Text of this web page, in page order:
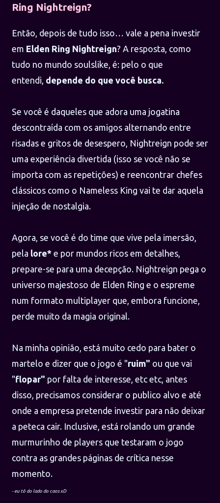
Ring Nightreign?
Então, depois de tudo isso… vale a pena investir
em Elden Ring Nightreign? A resposta, como
tudo no mundo soulslike, é: pelo o que
entendi, depende do que você busca.
Se você é daqueles que adora uma jogatina
descontraída com os amigos alternando entre
risadas e gritos de desespero, Nightreign pode ser
uma experiência divertida (isso se você não se
importa com as repetições) e reencontrar chefes
clássicos como o Nameless King vai te dar aquela
injeção de nostalgia.
Agora, se você é do time que vive pela imersão,
pela lore* e por mundos ricos em detalhes,
prepare-se para uma decepção. Nightreign pega o
universo majestoso de Elden Ring e o espreme
num formato multiplayer que, embora funcione,
perde muito da magia original.
Na minha opinião, está muito cedo para bater o
martelo e dizer que o jogo é "ruim" ou que vai
"flopar" por falta de interesse, etc etc, antes
disso, precisamos considerar o publico alvo e até
onde a empresa pretende investir para não deixar
a peteca cair. Inclusive, está rolando um grande
murmurinho de players que testaram o jogo
contra as grandes páginas de crítica nesse
momento.
- eu tô do lado do caos xD